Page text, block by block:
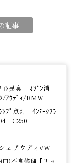
記事
ﾝ異臭 ｵｿﾞﾝ消
ｱｳﾃﾞｨ/BMW
ﾌﾟ点灯 ｲﾝﾃｰｸﾌﾗ
C250
ェ アウディVW
)不良修理【リッ